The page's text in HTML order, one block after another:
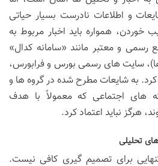
و اطلاعات نادرست بسیار حیاتی
خوردن، همواره باید اخبار مربوط به
رسمی و معتبر مانند «سامانه کدال»
سایت های رسمی بورس و فرابورس،
کرد. به شایعات مطرح شده در گروه ها و
های اجتماعی که معمولاً با هدف
هرگز نباید اعتماد کرد.
تحلیلی
برای تصمیم گیری کافی نیست.